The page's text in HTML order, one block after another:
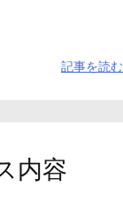
記事を読む
内容